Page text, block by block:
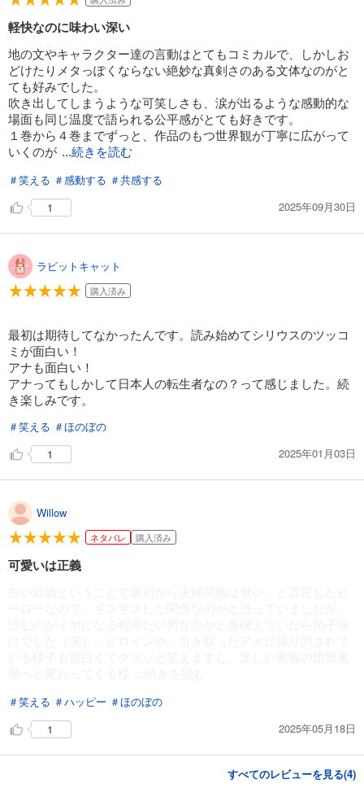
軽快なのに味わい深い
地の文やキャラクター達の言動はとてもコミカルで、しかしお
どけたりメタっぽくならない絶妙な真剣さのある文体なのがと
ても好みでした。
吹き出してしまうような可笑しさも、涙が出るような感動的な
場面も同じ温度で語られる公平感がとても好きです。
１巻から４巻までずっと、作品のもつ世界観が丁寧に広がって
いくのが ...続きを読む
＃笑える ＃感動する ＃共感する
1
2025年09月30日
ラビットキャット
購入済み
最初は期待してなかったんです。読み始めてシリウスのツッコ
ミが面白い！
アナも面白い！
アナってもしかして日本人の転生者なの？って感じました。続
き楽しみです。
＃笑える ＃ほのぼの
1
2025年01月03日
Willow
ネタバレ 購入済み
可愛いは正義
＃笑える ＃ハッピー ＃ほのぼの
1
2025年05月18日
すべてのレビューを見る(4)